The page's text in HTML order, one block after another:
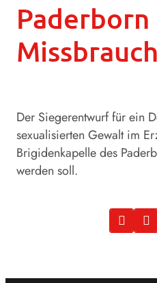
Paderborn
Der Siegerentwurf für ein
sexualisierten Gewalt im
Brigidenkapelle des
werden soll.